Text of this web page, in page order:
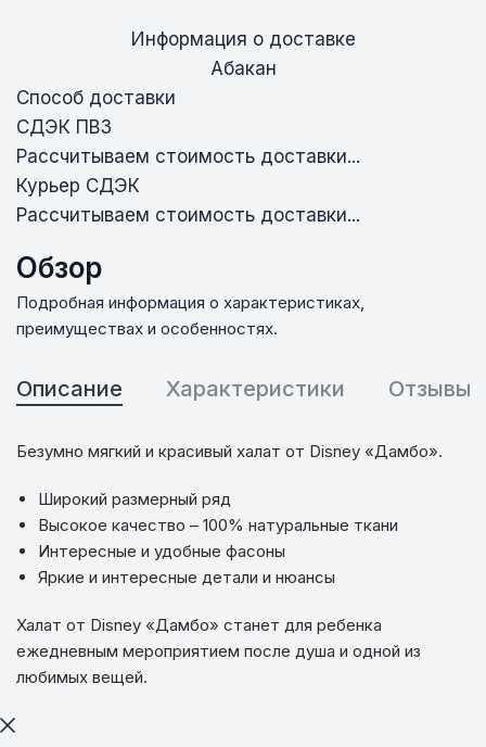
Информация о доставке
Абакан
Способ доставки
СДЭК ПВЗ
Рассчитываем стоимость доставки...
Курьер СДЭК
Рассчитываем стоимость доставки...
Обзор
Подробная информация о характеристиках,
преимуществах и особенностях.
Описание Характеристики Отзывы
Безумно мягкий и красивый халат от Disney «Дамбо».
Широкий размерный ряд
Высокое качество – 100% натуральные ткани
Интересные и удобные фасоны
Яркие и интересные детали и нюансы
Халат от Disney «Дамбо» станет для ребенка
ежедневным мероприятием после душа и одной из
любимых вещей.